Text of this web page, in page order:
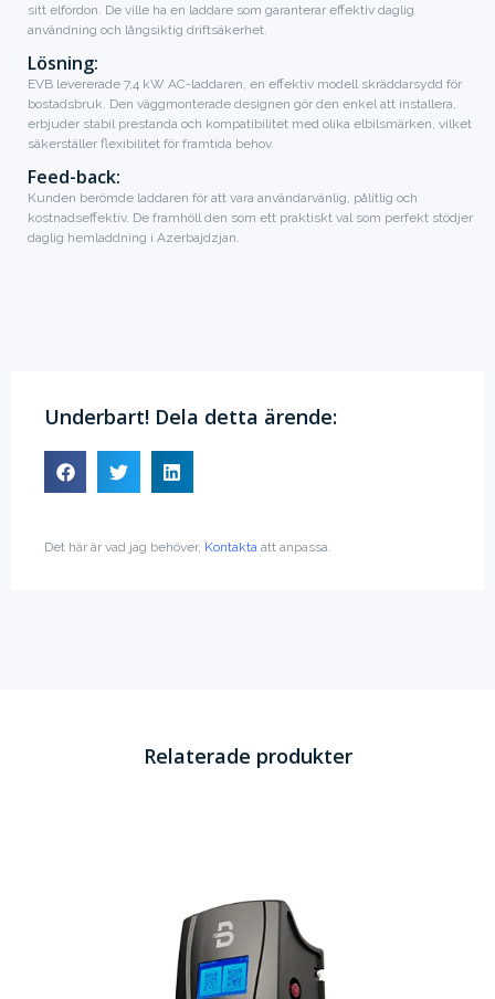
sitt elfordon. De ville ha en laddare som garanterar effektiv daglig
användning och långsiktig driftsäkerhet.
Lösning:
EVB levererade 7,4 kW AC-laddaren, en effektiv modell skräddarsydd för
bostadsbruk. Den väggmonterade designen gör den enkel att installera,
erbjuder stabil prestanda och kompatibilitet med olika elbilsmärken, vilket
säkerställer flexibilitet för framtida behov.
Feed-back:
Kunden berömde laddaren för att vara användarvänlig, pålitlig och
kostnadseffektiv. De framhöll den som ett praktiskt val som perfekt stödjer
daglig hemladdning i Azerbajdzjan.
Underbart! Dela detta ärende:
Det här är vad jag behöver, Kontakta att anpassa.
Relaterade produkter